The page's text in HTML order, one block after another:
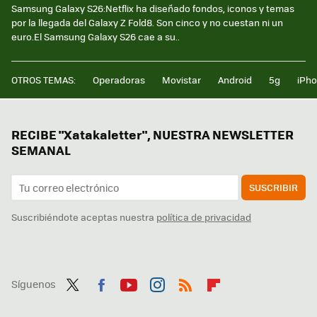
Samsung Galaxy S26:Netflix ha diseñado fondos, iconos y temas
por la llegada del Galaxy Z Fold8. Son cinco y no cuestan ni un
euro.El Samsung Galaxy S26 cae a su..
OTROS TEMAS: Operadoras Movistar Android 5g
RECIBE "Xatakaletter", NUESTRA NEWSLETTER
SEMANAL
SUSCRIBIR
Suscribiéndote aceptas nuestra política de privacidad
Síguenos